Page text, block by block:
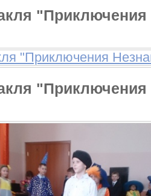
"Приключения
"Приключения